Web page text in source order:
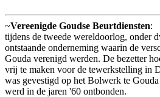
~Vereenigde Goudse Beurtdiensten:
tijdens de tweede wereldoorlog, onder
ontstaande onderneming waarin de
Gouda verenigd werden. De bezetter
vrij te maken voor de tewerkstelling in
was gevestigd op het Bolwerk te
werd in de jaren '60 ontbonden.